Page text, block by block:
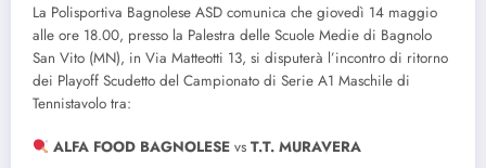
La Polisportiva Bagnolese ASD comunica che giovedì 14 maggio
alle ore 18.00, presso la Palestra delle Scuole Medie di Bagnolo
San Vito (MN), in Via Matteotti 13, si disputerà l’incontro di ritorno
dei Playoff Scudetto del Campionato di Serie A1 Maschile di
Tennistavolo tra:
ALFA FOOD BAGNOLESE vsT.T. MURAVERA